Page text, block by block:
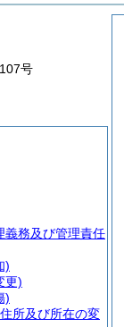
号
義務及び管理責任
)
更)
)
所及び所在の変